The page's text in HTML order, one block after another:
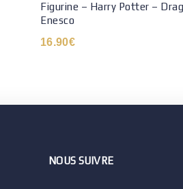
Figurine – Harry Potter –
Enesco
16.90€
NOUS SUIVRE